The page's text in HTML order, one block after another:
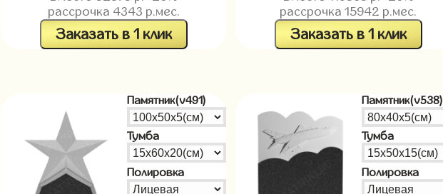
рассрочка 4343 р.мес.
Заказать в 1 клик
рассрочка15942 р.мес.
Заказать в 1 клик
Памятник(v491)
Тумба
Полировка
Памятник(v538)
Тумба
Полировка